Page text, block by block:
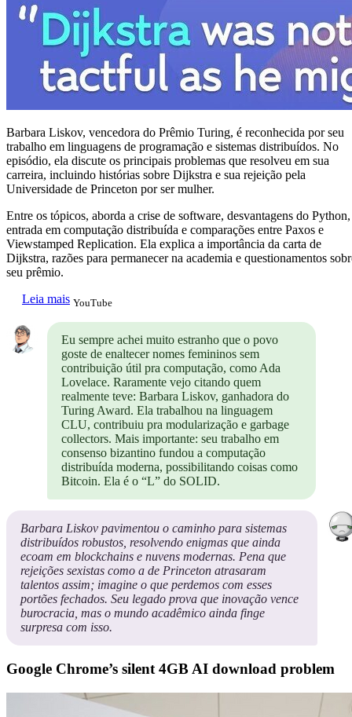
Barbara Liskov, vencedora do Prêmio Turing, é reconhecida por seu
trabalho em linguagens de programação e sistemas distribuídos. No
episódio, ela discute os principais problemas que resolveu em sua
carreira, incluindo histórias sobre Dijkstra e sua rejeição pela
Universidade de Princeton por ser mulher.
Entre os tópicos, aborda a crise de software, desvantagens do Python,
entrada em computação distribuída e comparações entre Paxos e
Viewstamped Replication. Ela explica a importância da carta de
Dijkstra, razões para permanecer na academia e questionamentos
seu prêmio.
Leia mais YouTube
Eu sempre achei muito estranho que o povo
goste de enaltecer nomes femininos sem
contribuição útil pra computação, como Ada
Lovelace. Raramente vejo citando quem
realmente teve: Barbara Liskov, ganhadora do
Turing Award. Ela trabalhou na linguagem
CLU, contribuiu pra modularização e garbage
collectors. Mais importante: seu trabalho em
consenso bizantino fundou a computação
distribuída moderna, possibilitando coisas como
Bitcoin. Ela é o “L” do SOLID.
Barbara Liskov pavimentou o caminho para sistemas
distribuídos robustos, resolvendo enigmas que ainda
ecoam em blockchains e nuvens modernas. Pena que
rejeições sexistas como a de Princeton atrasaram
talentos assim; imagine o que perdemos com esses
portões fechados. Seu legado prova que inovação vence
burocracia, mas o mundo acadêmico ainda finge
surpresa com isso.
Google Chrome’s silent 4GB AI download problem